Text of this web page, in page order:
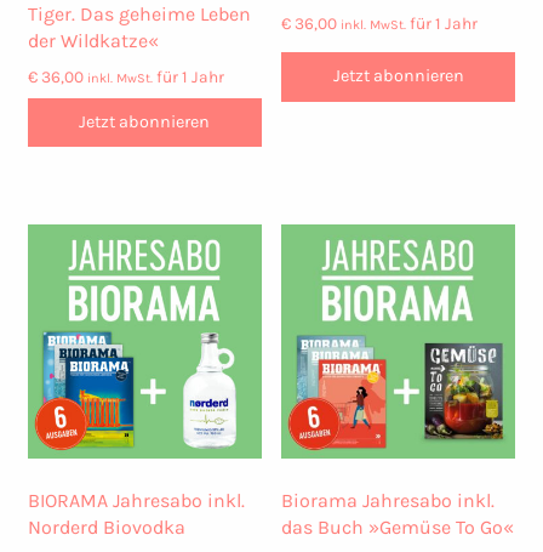
Tiger. Das geheime Leben
der Wildkatze«
€36,00 inkl. MwSt. für 1 Jahr
Jetzt abonnieren
€ 36,00 inkl. MwSt. für 1 Jahr
Jetzt abonnieren
BIORAMA Jahresabo inkl.
Norderd Biovodka
Biorama Jahresabo inkl.
das Buch »Gemüse To Go«